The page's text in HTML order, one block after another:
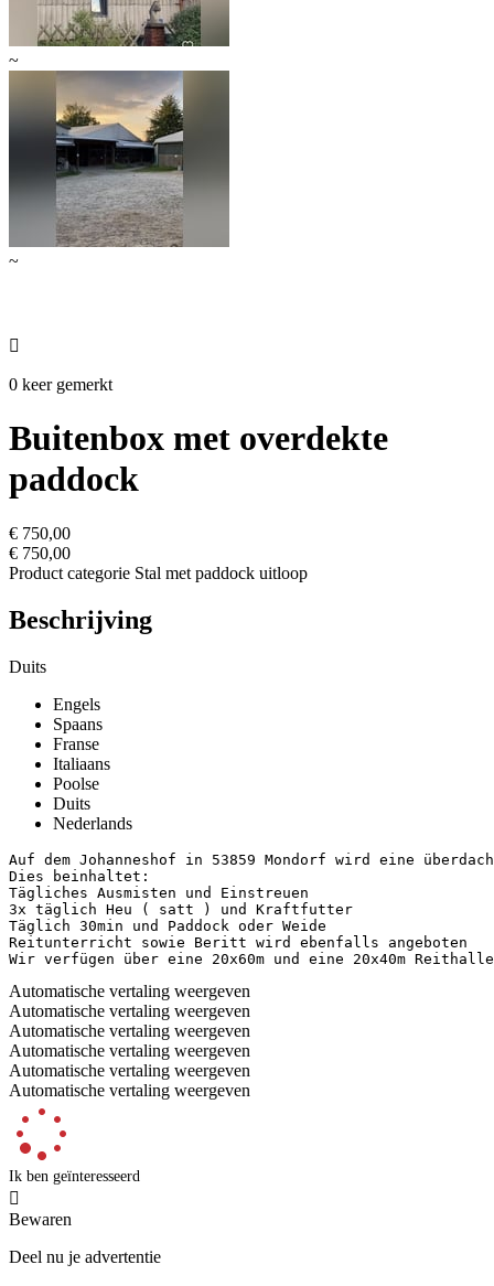
~
~

0 keer gemerkt
Buitenbox met overdekte
paddock
€ 750,00
€ 750,00
Product categorie Stal met paddock uitloop
Beschrijving
Duits
Engels
Spaans
Franse
Italiaans
Poolse
Duits
Nederlands
Auf dem Johanneshof in 53859 Mondorf wird eine
Dies beinhaltet:
Tägliches Ausmisten und Einstreuen
3x täglich Heu ( satt ) und Kraftfutter
Täglich 30min und Paddock oder Weide
Reitunterricht sowie Beritt wird ebenfalls angeboten
Wir verfügen über eine 20x60m und eine 20x40m
Automatische vertaling weergeven
Automatische vertaling weergeven
Automatische vertaling weergeven
Automatische vertaling weergeven
Automatische vertaling weergeven
Automatische vertaling weergeven
Ik ben geïnteresseerd

Bewaren
Deel nu je advertentie